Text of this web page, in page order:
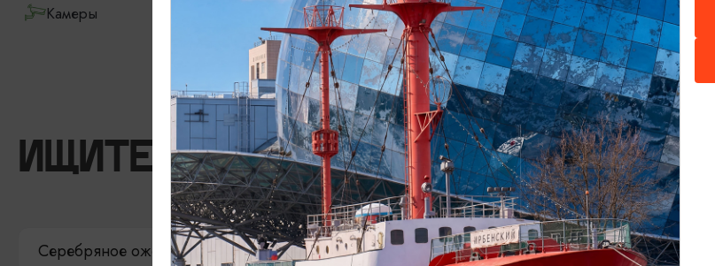
Камеры
ИЩИТЕ ТАКЖЕ НА НАШЕМ САЙТЕ
Серебряное ожерелье Электронная виза Туры и экскурсии Афиша мероприятий